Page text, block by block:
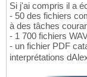
Si j'ai compris il a
- 50 des fichiers
à des tâches
- 1 700 fichiers
- un fichier PDF
interprétations